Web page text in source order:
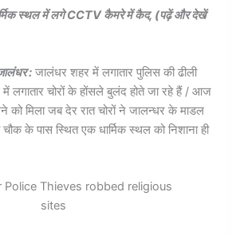
धार्मिक स्थल में लगे CCTV कैमरे में कैद, (पढ़ें और देखें
: जालंधर शहर में लगातार पुलिस की ढीली
लगातार चोरों के होंसले बुलंद होते जा रहे हैं / आज
मिला जब देर रात चोरों ने जालन्धर के माडल
के पास स्थित एक धार्मिक स्थल को निशाना ही